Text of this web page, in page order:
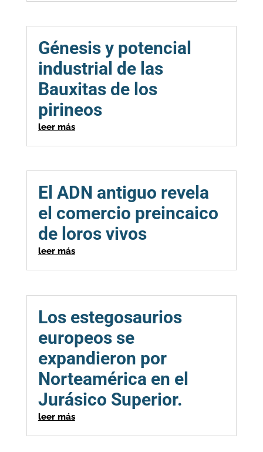
Génesis y potencial
industrial de las
Bauxitas de los
pirineos
leer más
El ADN antiguo revela
el comercio preincaico
de loros vivos
leer más
Los estegosaurios
europeos se
expandieron por
Norteamérica en el
Jurásico Superior.
leer más